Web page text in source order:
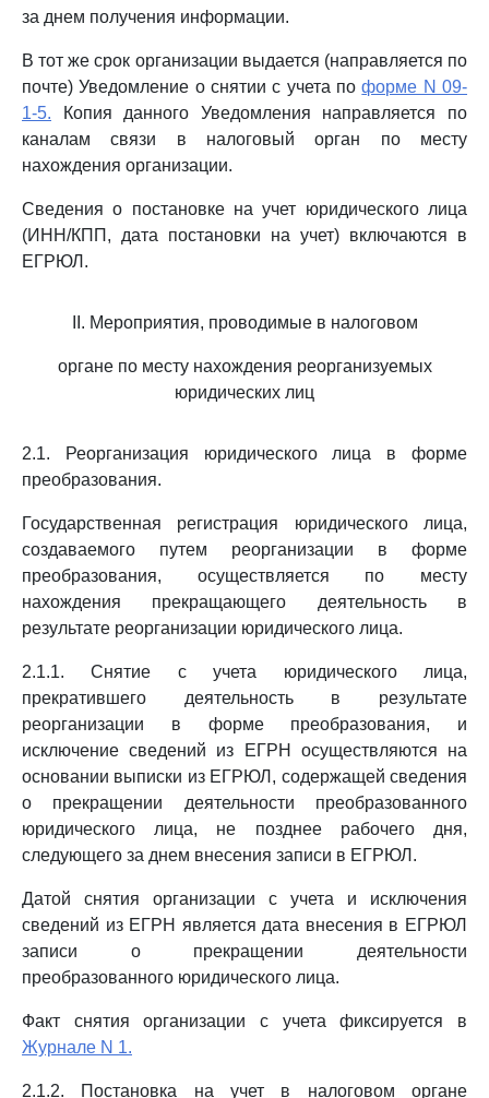
за днем получения информации.
В тот же срок организации выдается (направляется по
почте) Уведомление о снятии с учета поформе N 09-
1-5. Копия данного Уведомления направляется по
каналам связи в налоговый орган по месту
нахождения организации.
Сведения о постановке на учет юридического лица
(ИНН/КПП, дата постановки на учет) включаются в
ЕГРЮЛ.
II. Мероприятия, проводимые в налоговом
органе по месту нахождения реорганизуемых
юридических лиц
2.1. Реорганизация юридического лица в форме
преобразования.
Государственная регистрация юридического лица,
создаваемого путем реорганизации в форме
преобразования, осуществляется по месту
нахождения прекращающего деятельность в
результате реорганизации юридического лица.
2.1.1. Снятие с учета юридического лица,
прекратившего деятельность в результате
реорганизации в форме преобразования, и
исключение сведений из ЕГРН осуществляются на
основании выписки из ЕГРЮЛ, содержащей сведения
о прекращении деятельности преобразованного
юридического лица, не позднее рабочего дня,
следующего за днем внесения записи в ЕГРЮЛ.
Датой снятия организации с учета и исключения
сведений из ЕГРН является дата внесения в ЕГРЮЛ
записи о прекращении деятельности
преобразованного юридического лица.
Факт снятия организации с учета фиксируется в
Журнале N 1.
2.1.2. Постановка на учет в налоговом органе